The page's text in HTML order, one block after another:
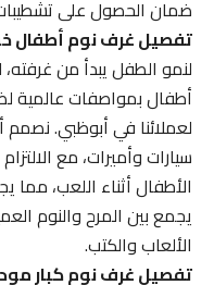
ضمان الحصول على تشطيبات
تفصيل غرف نوم أطفال
لنمو الطفل يبدأ من
أطفال بمواصفات عالمية
لعملائنا في أبوظبي. نصمم
سيارات وأميرات، مع
الأطفال أثناء اللعب، مما
يجمع بين المرح والنوم
الألعاب والكتب.
تفصيل غرف نوم كبار